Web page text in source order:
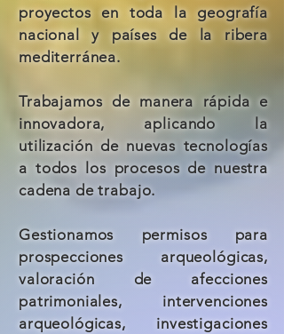
proyectos en toda la geografía
nacional y países de la ribera
mediterránea.
Trabajamos de manera rápida e
innovadora, aplicando la
utilización de nuevas tecnologías
a todos los procesos de nuestra
cadena de trabajo.
Gestionamos permisos para
prospecciones arqueológicas,
valoración de afecciones
patrimoniales, intervenciones
arqueológicas, investigaciones